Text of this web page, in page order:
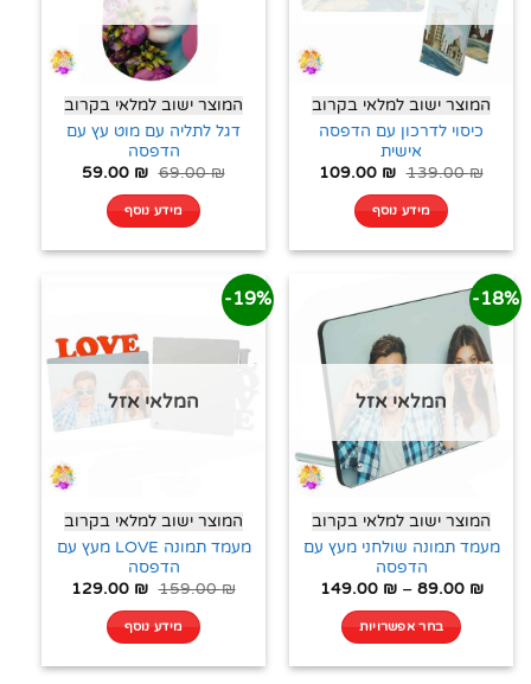
המוצר ישוב למלאי בקרוב
כיסוי לדרכון עם הדפסה
אישית
139.00₪
109.00 ₪
מידע נוסף
המוצר ישוב למלאי בקרוב
דגל לתליה עם מוט עץ עם
הדפסה
69.00₪
59.00 ₪
מידע נוסף
18%-
המלאי אזל
המוצר ישוב למלאי בקרוב
מעמד תמונה שולחני מעץ עם
הדפסה
89.00 ₪
–
149.00 ₪
בחר אפשרויות
19%-
המלאי אזל
המוצר ישוב למלאי בקרוב
מעמד תמונה LOVE מעץ עם
הדפסה
159.00₪
129.00 ₪
מידע נוסף